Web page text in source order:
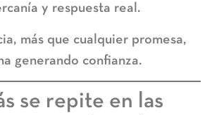
y respuesta real.
más que cualquier promesa,
generando confianza.
se repite en las